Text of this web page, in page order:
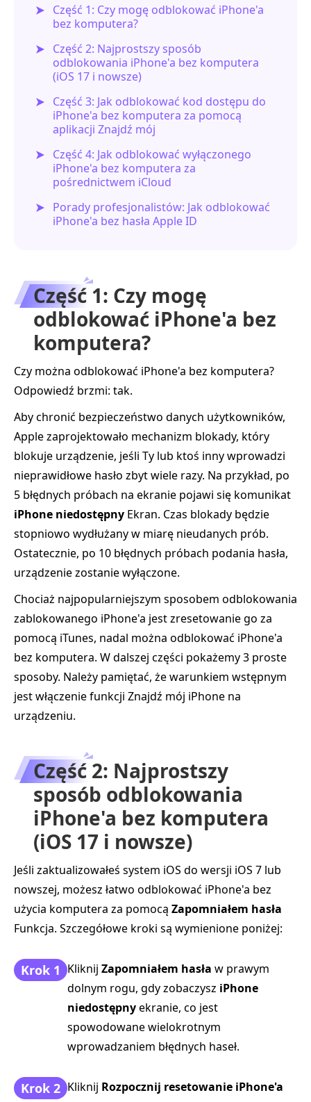
Część 1: Czy mogę odblokować iPhone'a
bez komputera?
Część 2: Najprostszy sposób
odblokowania iPhone'a bez komputera
(iOS 17 i nowsze)
Część 3: Jak odblokować kod dostępu do
iPhone'a bez komputera za pomocą
aplikacji Znajdź mój
Część 4: Jak odblokować wyłączonego
iPhone'a bez komputera za
pośrednictwem iCloud
Porady profesjonalistów: Jak odblokować
iPhone'a bez hasła Apple ID
Część 1: Czy mogę
odblokować iPhone'a bez
komputera?
Czy można odblokować iPhone'a bez komputera?
Odpowiedź brzmi: tak.
Aby chronić bezpieczeństwo danych użytkowników,
Apple zaprojektowało mechanizm blokady, który
blokuje urządzenie, jeśli Ty lub ktoś inny wprowadzi
nieprawidłowe hasło zbyt wiele razy. Na przykład, po
5 błędnych próbach na ekranie pojawi się komunikat
iPhone niedostępny Ekran. Czas blokady będzie
stopniowo wydłużany w miarę nieudanych prób.
Ostatecznie, po 10 błędnych próbach podania hasła,
urządzenie zostanie wyłączone.
Chociaż najpopularniejszym sposobem odblokowania
zablokowanego iPhone'a jest zresetowanie go za
pomocą iTunes, nadal można odblokować iPhone'a
bez komputera. W dalszej części pokażemy 3 proste
sposoby. Należy pamiętać, że warunkiem wstępnym
jest włączenie funkcji Znajdź mój iPhone na
urządzeniu.
Część 2: Najprostszy
sposób odblokowania
iPhone'a bez komputera
(iOS 17 i nowsze)
Jeśli zaktualizowałeś system iOS do wersji iOS 7 lub
nowszej, możesz łatwo odblokować iPhone'a bez
użycia komputera za pomocą Zapomniałem hasła
Funkcja. Szczegółowe kroki są wymienione poniżej:
Krok 1 Kliknij Zapomniałem hasła w prawym
dolnym rogu, gdy zobaczysz iPhone
niedostępnyekranie, co jest
spowodowane wielokrotnym
wprowadzaniem błędnych haseł.
Krok 2 Kliknij Rozpocznij resetowanie iPhone'a